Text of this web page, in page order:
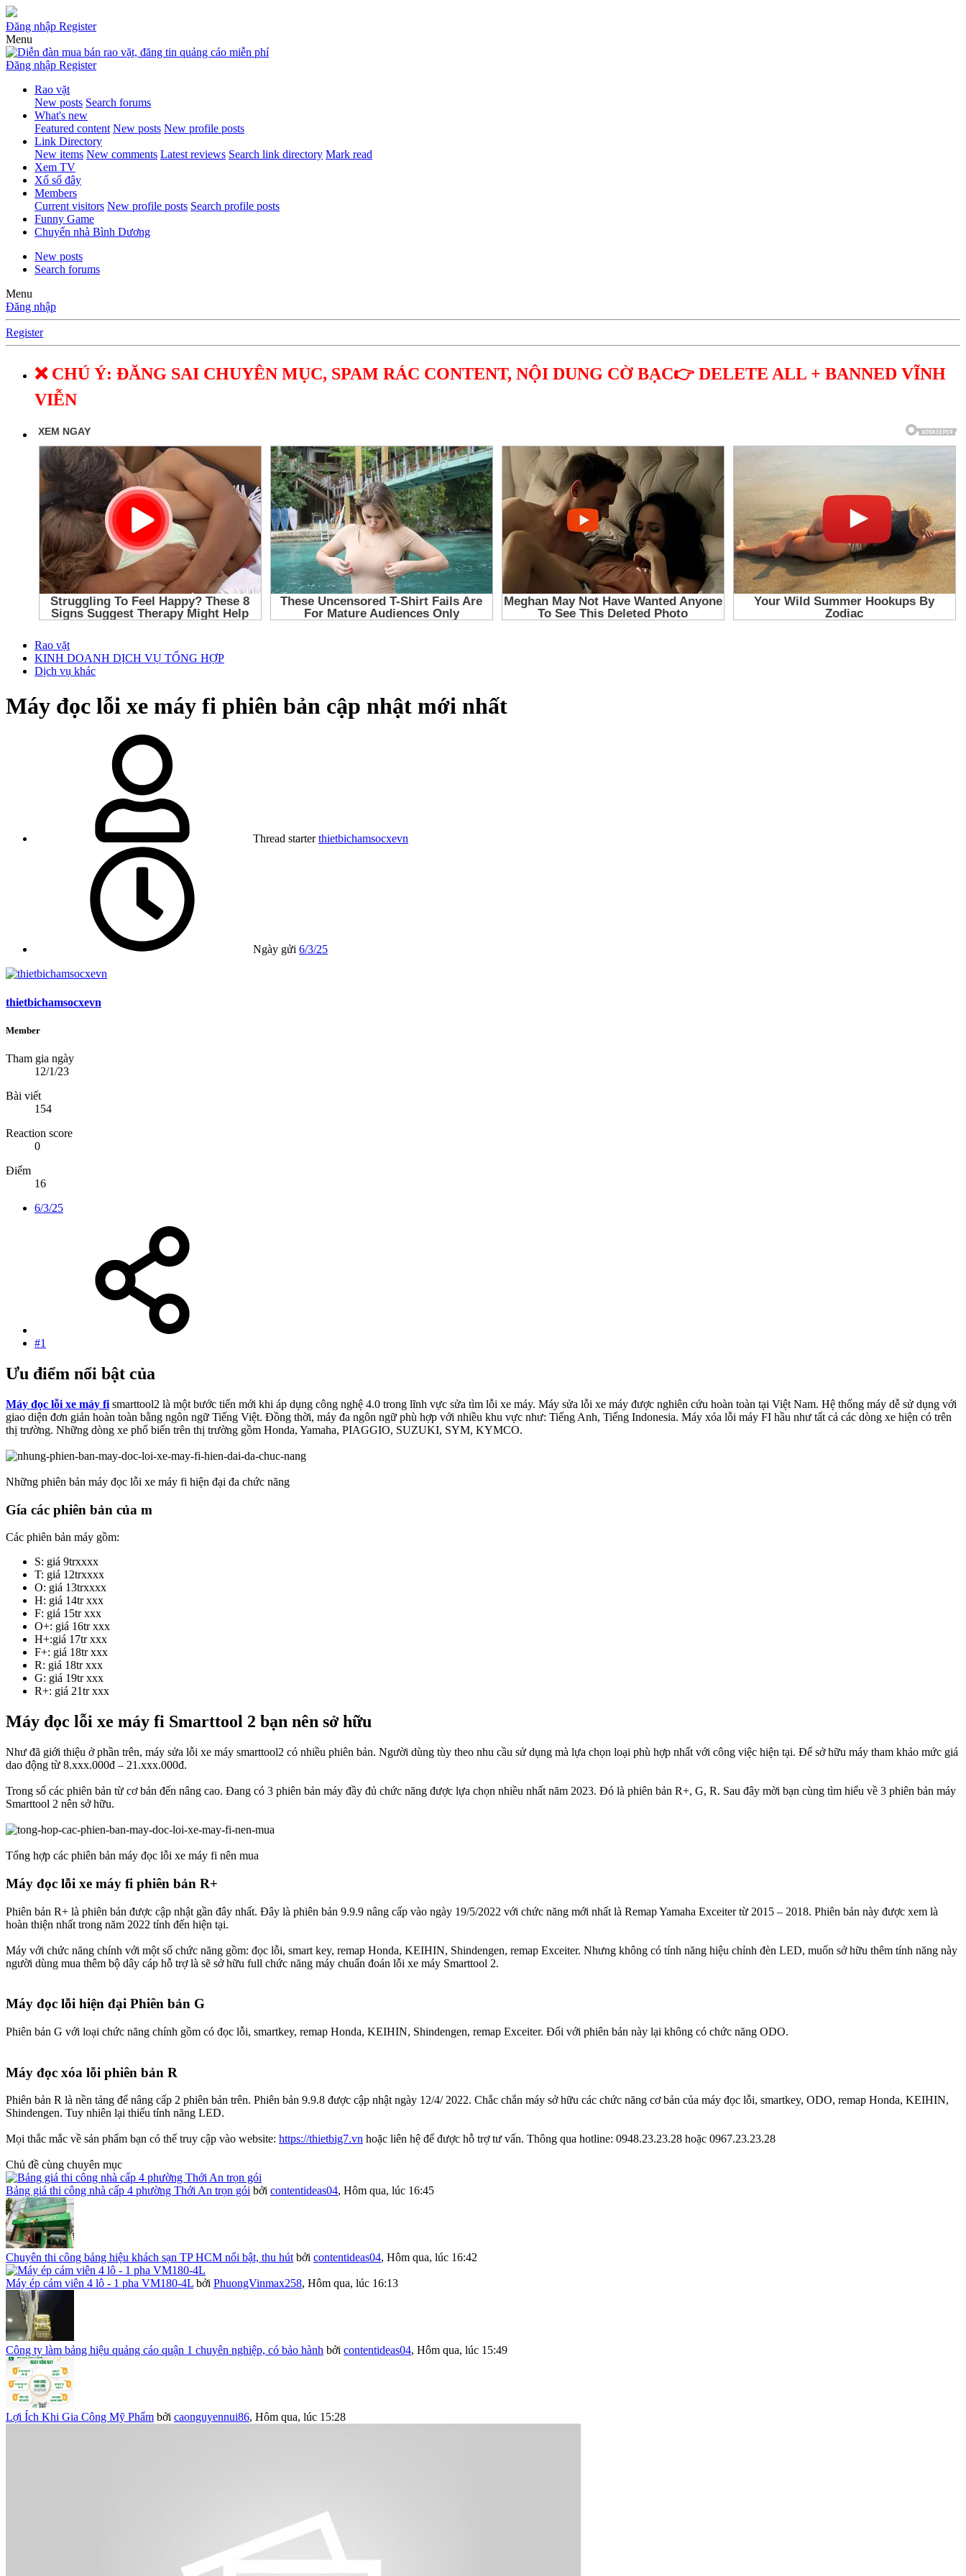
Đăng nhập Register
Menu
Đăng nhập Register
Rao vặt
New posts Search forums
What's new
Featured content New posts New profile posts
Link Directory
New items New comments Latest reviews Search link directory Mark read
Xem TV
Xổ số đây
Members
Current visitors New profile posts Search profile posts
Funny Game
Chuyển nhà Bình Dương
New posts
Search forums
Menu
Đăng nhập
Register
❌ CHÚ Ý: ĐĂNG SAI CHUYÊN MỤC, SPAM RÁC CONTENT, NỘI DUNG CỜ BẠC👉 DELETE ALL + BANNED VĨNH
VIỄN
Rao vặt
KINH DOANH DỊCH VỤ TỔNG HỢP
Dịch vụ khác
Máy đọc lỗi xe máy fi phiên bản cập nhật mới nhất
Thread starter thietbichamsocxevn
Ngày gửi 6/3/25
thietbichamsocxevn
Member
Tham gia ngày
12/1/23
Bài viết
154
Reaction score
0
Điểm
16
6/3/25
#1
Ưu điểm nổi bật của​
Máy đọc lỗi xe máy fi smarttool2 là một bước tiến mới khi áp dụng công nghệ 4.0 trong lĩnh vực sửa tìm lỗi xe máy. Máy sửa lỗi xe máy được nghiên cứu hoàn toàn tại Việt Nam. Hệ thống máy dễ sử dụng với
giao diện đơn giản hoàn toàn bằng ngôn ngữ Tiếng Việt. Đồng thời, máy đa ngôn ngữ phù hợp với nhiều khu vực như: Tiếng Anh, Tiếng Indonesia. Máy xóa lỗi máy FI hầu như tất cả các dòng xe hiện có trên
thị trường. Những dòng xe phổ biến trên thị trường gồm Honda, Yamaha, PIAGGIO, SUZUKI, SYM, KYMCO.
Những phiên bản máy đọc lỗi xe máy fi hiện đại đa chức năng
Gía các phiên bản của m​
Các phiên bản máy gồm:
S: giá 9trxxxx
T: giá 12trxxxx
O: giá 13trxxxx
H: giá 14tr xxx
F: giá 15tr xxx
O+: giá 16tr xxx
H+:giá 17tr xxx
F+: giá 18tr xxx
R: giá 18tr xxx
G: giá 19tr xxx
R+: giá 21tr xxx
Máy đọc lỗi xe máy fi Smarttool 2 bạn nên sở hữu​
Như đã giới thiệu ở phần trên, máy sửa lỗi xe máy smarttool2 có nhiều phiên bản. Người dùng tùy theo nhu cầu sử dụng mà lựa chọn loại phù hợp nhất với công việc hiện tại. Để sở hữu máy tham khảo mức giá
dao động từ 8.xxx.000đ – 21.xxx.000đ.
Trong số các phiên bản từ cơ bản đến nâng cao. Đang có 3 phiên bản máy đầy đủ chức năng được lựa chọn nhiều nhất năm 2023. Đó là phiên bản R+, G, R. Sau đây mời bạn cùng tìm hiểu về 3 phiên bản máy
Smarttool 2 nên sở hữu.
Tổng hợp các phiên bản máy đọc lỗi xe máy fi nên mua
Máy đọc lỗi xe máy fi phiên bản R+​
Phiên bản R+ là phiên bản được cập nhật gần đây nhất. Đây là phiên bản 9.9.9 nâng cấp vào ngày 19/5/2022 với chức năng mới nhất là Remap Yamaha Exceiter từ 2015 – 2018. Phiên bản này được xem là
hoàn thiện nhất trong năm 2022 tính đến hiện tại.
Máy với chức năng chính với một số chức năng gồm: đọc lỗi, smart key, remap Honda, KEIHIN, Shindengen, remap Exceiter. Nhưng không có tính năng hiệu chỉnh đèn LED, muốn sở hữu thêm tính năng này
người dùng mua thêm bộ dây cáp hỗ trợ là sẽ sở hữu full chức năng máy chuẩn đoán lỗi xe máy Smarttool 2.
Máy đọc lỗi hiện đại Phiên bản G​
Phiên bản G với loại chức năng chính gồm có đọc lỗi, smartkey, remap Honda, KEIHIN, Shindengen, remap Exceiter. Đối với phiên bản này lại không có chức năng ODO.
Máy đọc xóa lỗi phiên bản R​
Phiên bản R là nền tảng để nâng cấp 2 phiên bản trên. Phiên bản 9.9.8 được cập nhật ngày 12/4/ 2022. Chắc chắn máy sở hữu các chức năng cơ bản của máy đọc lỗi, smartkey, ODO, remap Honda, KEIHIN,
Shindengen. Tuy nhiên lại thiếu tính năng LED.
Mọi thắc mắc về sản phẩm bạn có thể truy cập vào website: https://thietbig7.vn hoặc liên hệ để được hỗ trợ tư vấn. Thông qua hotline: 0948.23.23.28 hoặc 0967.23.23.28
Chủ đề cùng chuyên mục
Bảng giá thi công nhà cấp 4 phường Thới An trọn gói bởi contentideas04, Hôm qua, lúc 16:45
Chuyên thi công bảng hiệu khách sạn TP HCM nổi bật, thu hút bởi contentideas04, Hôm qua, lúc 16:42
Máy ép cám viên 4 lô - 1 pha VM180-4L bởi PhuongVinmax258, Hôm qua, lúc 16:13
Công ty làm bảng hiệu quảng cáo quận 1 chuyên nghiệp, có bảo hành bởi contentideas04, Hôm qua, lúc 15:49
Lợi Ích Khi Gia Công Mỹ Phẩm bởi caonguyennui86, Hôm qua, lúc 15:28